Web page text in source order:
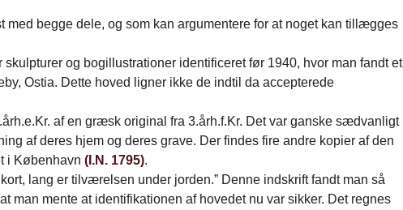
med begge dele, og som kan argumentere for at noget kan tillægges
og bogillustrationer identificeret før 1940, hvor man fandt et
Ostia. Dette hoved ligner ikke de indtil da accepterede
af en græsk original fra 3.årh.f.Kr. Det var ganske sædvanligt
af deres hjem og deres grave. Der findes fire andre kopier af den
i København (I.N. 1795).
lang er tilværelsen under jorden.” Denne indskrift fandt man så
at man mente at identifikationen af hovedet nu var sikker. Det regnes